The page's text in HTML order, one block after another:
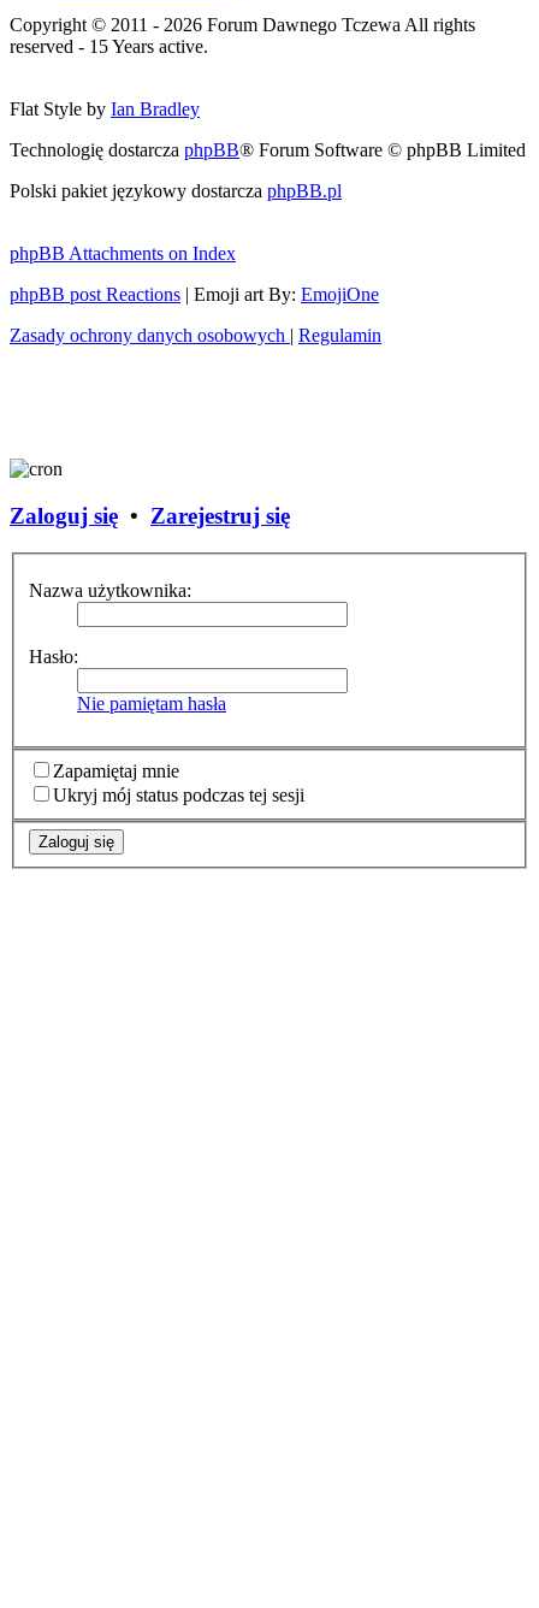
Copyright © 2011 - 2026 Forum Dawnego Tczewa All rights
reserved - 15 Years active.
Flat Style by Ian Bradley
Technologię dostarcza phpBB® Forum Software © phpBB Limited
Polski pakiet językowy dostarcza phpBB.pl
phpBB Attachments on Index
phpBB post Reactions | Emoji art By: EmojiOne
Zasady ochrony danych osobowych | Regulamin
Zaloguj się • Zarejestruj się
Nazwa użytkownika:
Hasło:
Nie pamiętam hasła
Zapamiętaj mnie
Ukryj mój status podczas tej sesji